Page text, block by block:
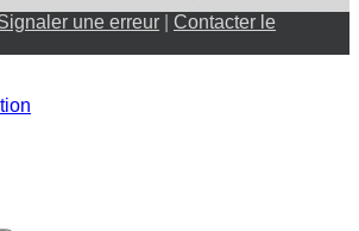
une erreur
Contacter le